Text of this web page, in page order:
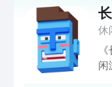
休
闲